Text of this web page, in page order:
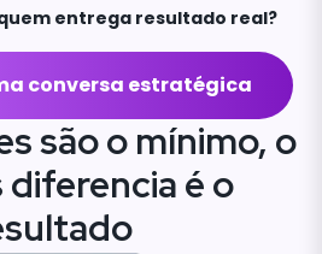
entrega resultado real?
conversa estratégica
são o mínimo, o
diferencia é o